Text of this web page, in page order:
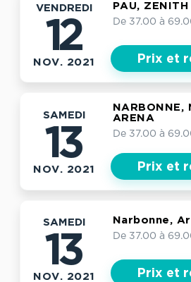
VENDREDI
12
NOV. 2021
PAU, ZENITH
De 37.00 à
Prix et
SAMEDI
13
NOV. 2021
NARBONNE,
ARENA
De 37.00 à
Prix et
SAMEDI
13
NOV. 2021
Narbonne,
De 37.00 à
Prix et